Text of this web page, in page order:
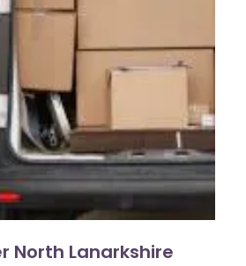
North Lanarkshire